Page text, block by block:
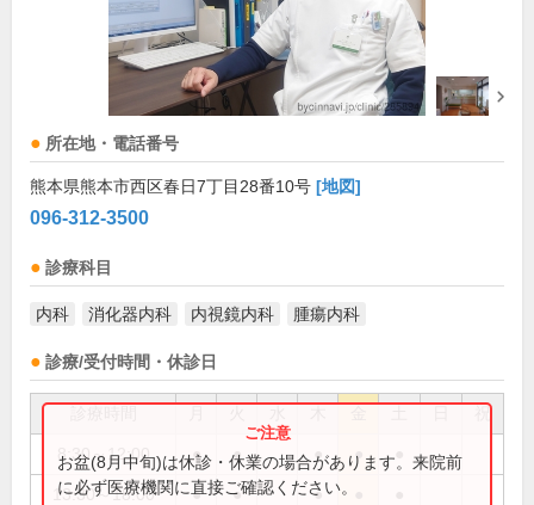
所在地・電話番号
熊本県熊本市西区春日7丁目28番10号 [地図]
096-312-3500
診療科目
内科 消化器内科 内視鏡内科 腫瘍内科
診療/受付時間・休診日
祝
8:30～12:00 ● ● ● ●
13:30～18:00 ● ● ●
お盆(8月中旬)は休診・休業の場合があります。来院前
に必ず医療機関に直接ご確認ください。